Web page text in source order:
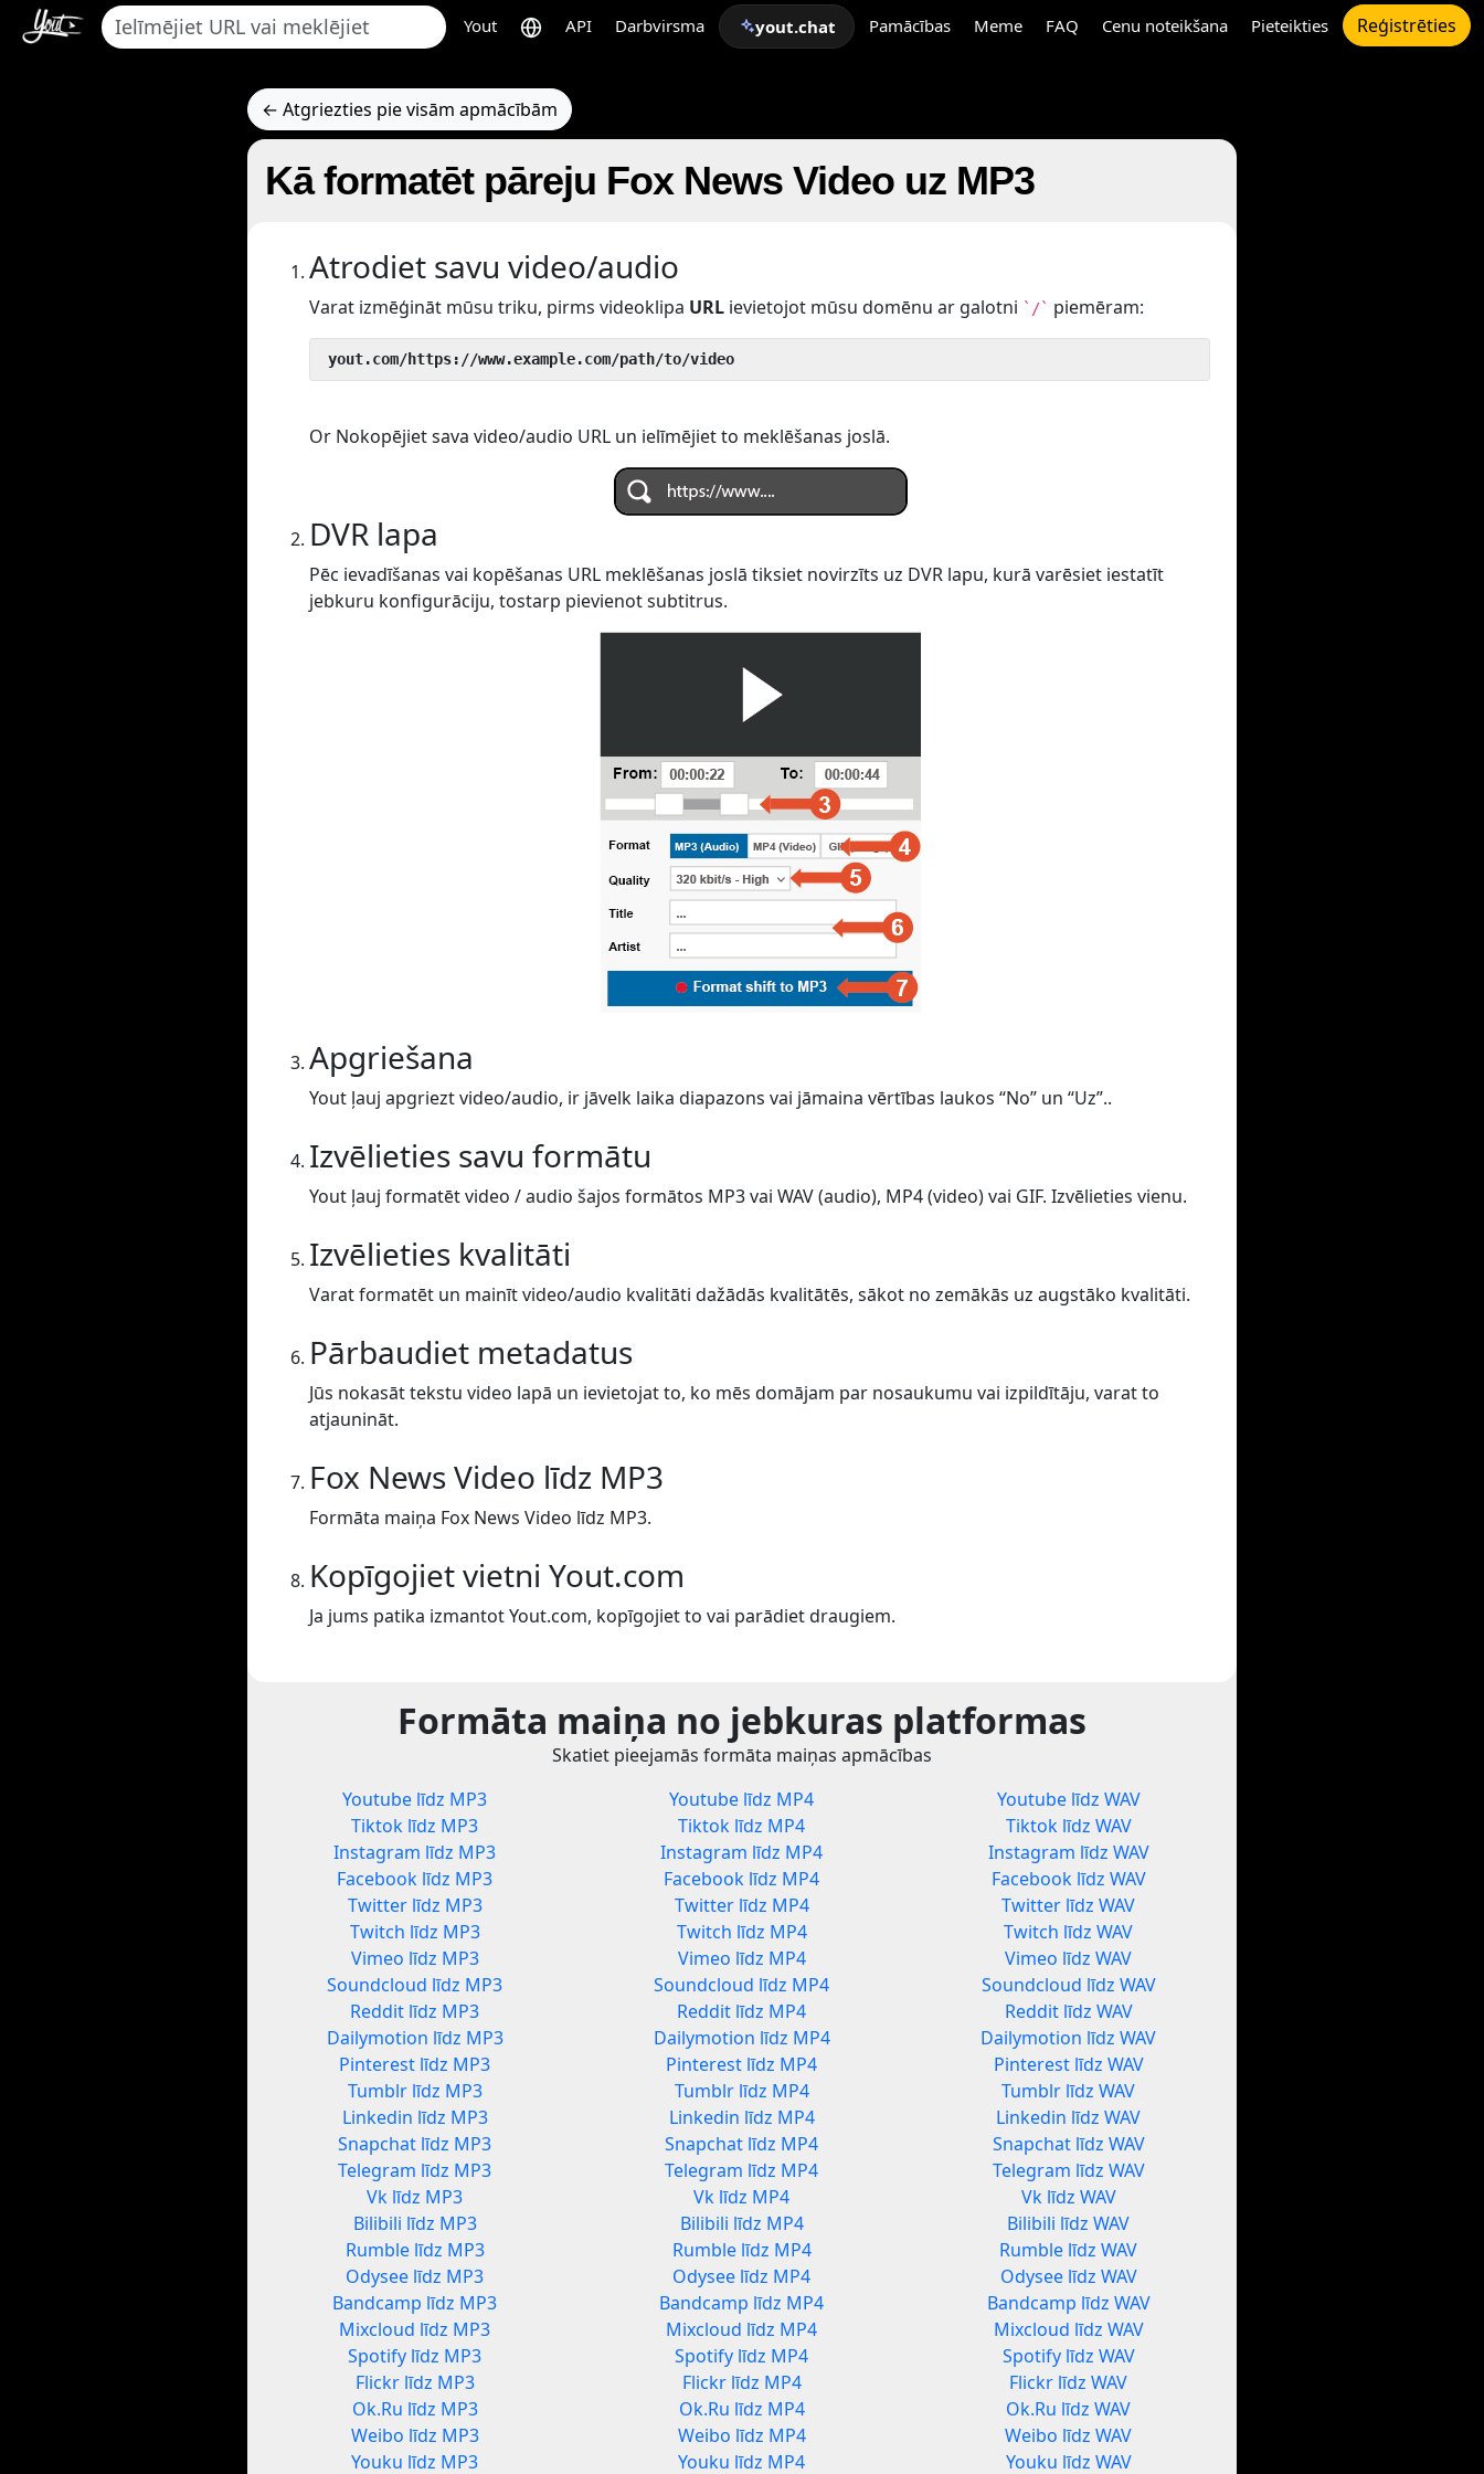
Yout API Darbvirsma yout.chat Pamācības Meme FAQ Cenu noteikšana Pieteikties Reģistrēties
← Atgriezties pie visām apmācībām
Kā formatēt pāreju Fox News Video uz MP3
Atrodiet savu video/audio
Varat izmēģināt mūsu triku, pirms videoklipa URL ievietojot mūsu domēnu ar galotni `/` piemēram:
yout.com/https://www.example.com/path/to/video
Or Nokopējiet sava video/audio URL un ielīmējiet to meklēšanas joslā.
DVR lapa
Pēc ievadīšanas vai kopēšanas URL meklēšanas joslā tiksiet novirzīts uz DVR lapu, kurā varēsiet iestatīt
jebkuru konfigurāciju, tostarp pievienot subtitrus.
Apgriešana
Yout ļauj apgriezt video/audio, ir jāvelk laika diapazons vai jāmaina vērtības laukos “No” un “Uz”..
Izvēlieties savu formātu
Yout ļauj formatēt video / audio šajos formātos MP3 vai WAV (audio), MP4 (video) vai GIF. Izvēlieties vienu.
Izvēlieties kvalitāti
Varat formatēt un mainīt video/audio kvalitāti dažādās kvalitātēs, sākot no zemākās uz augstāko kvalitāti.
Pārbaudiet metadatus
Jūs nokasāt tekstu video lapā un ievietojat to, ko mēs domājam par nosaukumu vai izpildītāju, varat to
atjaunināt.
Fox News Video līdz MP3
Formāta maiņa Fox News Video līdz MP3.
Kopīgojiet vietni Yout.com
Ja jums patika izmantot Yout.com, kopīgojiet to vai parādiet draugiem.
Formāta maiņa no jebkuras platformas
Skatiet pieejamās formāta maiņas apmācības
Youtube līdz MP3
Tiktok līdz MP3
Instagram līdz MP3
Facebook līdz MP3
Twitter līdz MP3
Twitch līdz MP3
Vimeo līdz MP3
Soundcloud līdz MP3
Reddit līdz MP3
Dailymotion līdz MP3
Pinterest līdz MP3
Tumblr līdz MP3
Linkedin līdz MP3
Snapchat līdz MP3
Telegram līdz MP3
Vk līdz MP3
Bilibili līdz MP3
Rumble līdz MP3
Odysee līdz MP3
Bandcamp līdz MP3
Mixcloud līdz MP3
Spotify līdz MP3
Flickr līdz MP3
Ok.Ru līdz MP3
Weibo līdz MP3
Youku līdz MP3
Youtube līdz MP4
Tiktok līdz MP4
Instagram līdz MP4
Facebook līdz MP4
Twitter līdz MP4
Twitch līdz MP4
Vimeo līdz MP4
Soundcloud līdz MP4
Reddit līdz MP4
Dailymotion līdz MP4
Pinterest līdz MP4
Tumblr līdz MP4
Linkedin līdz MP4
Snapchat līdz MP4
Telegram līdz MP4
Vk līdz MP4
Bilibili līdz MP4
Rumble līdz MP4
Odysee līdz MP4
Bandcamp līdz MP4
Mixcloud līdz MP4
Spotify līdz MP4
Flickr līdz MP4
Ok.Ru līdz MP4
Weibo līdz MP4
Youku līdz MP4
Youtube līdz WAV
Tiktok līdz WAV
Instagram līdz WAV
Facebook līdz WAV
Twitter līdz WAV
Twitch līdz WAV
Vimeo līdz WAV
Soundcloud līdz WAV
Reddit līdz WAV
Dailymotion līdz WAV
Pinterest līdz WAV
Tumblr līdz WAV
Linkedin līdz WAV
Snapchat līdz WAV
Telegram līdz WAV
Vk līdz WAV
Bilibili līdz WAV
Rumble līdz WAV
Odysee līdz WAV
Bandcamp līdz WAV
Mixcloud līdz WAV
Spotify līdz WAV
Flickr līdz WAV
Ok.Ru līdz WAV
Weibo līdz WAV
Youku līdz WAV